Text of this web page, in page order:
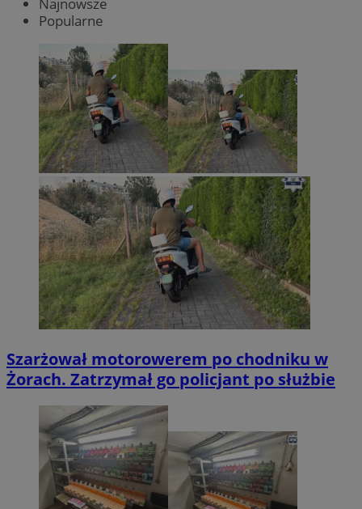
Najnowsze
Popularne
Szarżował motorowerem po chodniku w
Żorach. Zatrzymał go policjant po służbie